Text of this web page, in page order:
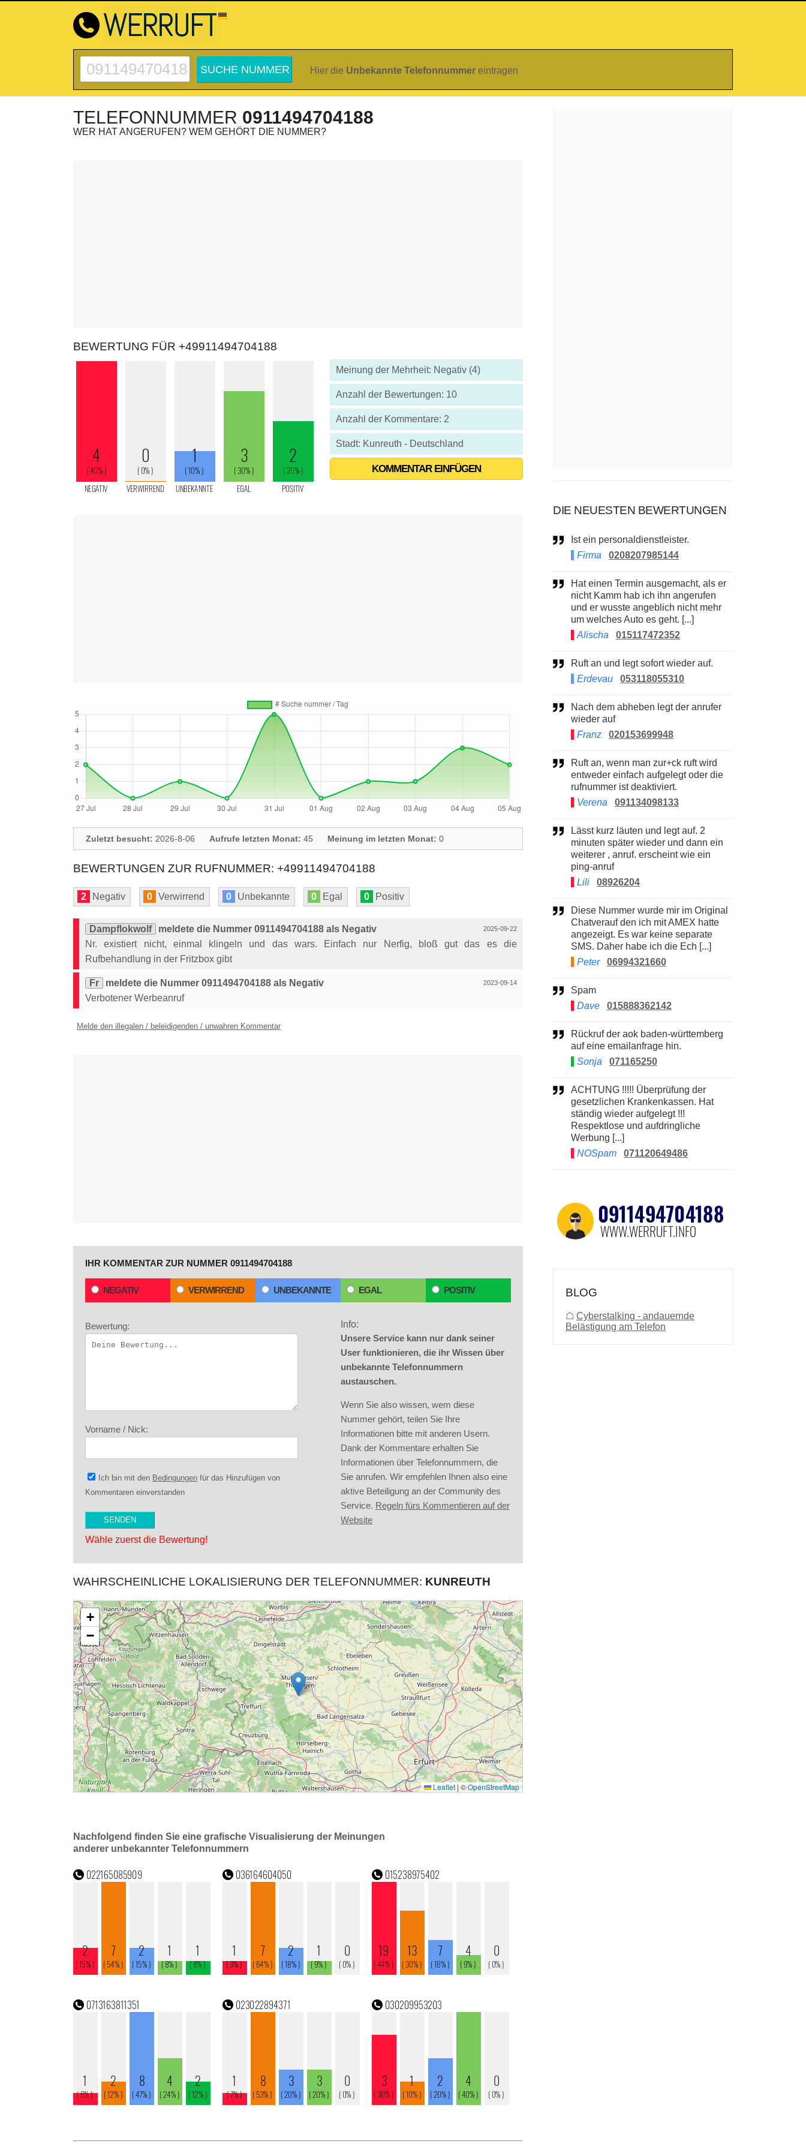
Hier die Unbekannte Telefonnummer eintragen
TELEFONNUMMER 0911494704188
WER HAT ANGERUFEN? WEM GEHÖRT DIE NUMMER?
BEWERTUNG FÜR +49911494704188
Meinung der Mehrheit: Negativ (4)
Anzahl der Bewertungen: 10
Anzahl der Kommentare: 2
Stadt: Kunreuth - Deutschland
KOMMENTAR EINFÜGEN
Zuletzt besucht: 2026-8-06 Aufrufe letzten Monat: 45 Meinung im letzten Monat: 0
BEWERTUNGEN ZUR RUFNUMMER: +49911494704188
2 Negativ 0 Verwirrend 0 Unbekannte 0 Egal 0 Positiv
2025-09-22
Dampflokwolf
meldete die Nummer 0911494704188 als Negativ
Nr. existiert nicht, einmal klingeln und das wars. Einfach nur Nerfig, bloß gut das es die
Rufbehandlung in der Fritzbox gibt
2023-09-14
Fr
meldete die Nummer 0911494704188 als Negativ
Verbotener Werbeanruf
Melde den illegalen / beleidigenden / unwahren Kommentar
IHR KOMMENTAR ZUR NUMMER 0911494704188
NEGATIV VERWIRREND UNBEKANNTE EGAL POSITIV
Bewertung:
Vorname / Nick:
Ich bin mit den Bedingungen für das Hinzufügen von
Kommentaren einverstanden
Wähle zuerst die Bewertung!
Info:
Unsere Service kann nur dank seiner
User funktionieren, die ihr Wissen über
unbekannte Telefonnummern
austauschen.
Wenn Sie also wissen, wem diese
Nummer gehört, teilen Sie Ihre
Informationen bitte mit anderen Usern.
Dank der Kommentare erhalten Sie
Informationen über Telefonnummern, die
Sie anrufen. Wir empfehlen Ihnen also eine
aktive Beteiligung an der Community des
Service. Regeln fürs Kommentieren auf der
Website
WAHRSCHEINLICHE LOKALISIERUNG DER TELEFONNUMMER: KUNREUTH
Nachfolgend finden Sie eine grafische Visualisierung der Meinungen
anderer unbekannter Telefonnummern
DIE NEUESTEN BEWERTUNGEN
Ist ein personaldienstleister.
Firma
0208207985144
Hat einen Termin ausgemacht, als er
nicht Kamm hab ich ihn angerufen
und er wusste angeblich nicht mehr
um welches Auto es geht. [...]
Alischa
015117472352
Ruft an und legt sofort wieder auf.
Erdevau
053118055310
Nach dem abheben legt der anrufer
wieder auf
Franz
020153699948
Ruft an, wenn man zur+ck ruft wird
entweder einfach aufgelegt oder die
rufnummer ist deaktiviert.
Verena
091134098133
Lässt kurz läuten und legt auf. 2
minuten später wieder und dann ein
weiterer , anruf. erscheint wie ein
ping-anruf
Lili
08926204
Diese Nummer wurde mir im Original
Chatverauf den ich mit AMEX hatte
angezeigt. Es war keine separate
SMS. Daher habe ich die Ech [...]
Peter
06994321660
Spam
Dave
015888362142
Rückruf der aok baden-württemberg
auf eine emailanfrage hin.
Sonja
071165250
ACHTUNG !!!!! Überprüfung der
gesetzlichen Krankenkassen. Hat
ständig wieder aufgelegt !!!
Respektlose und aufdringliche
Werbung [...]
NOSpam
071120649486
BLOG
☖ Cyberstalking - andauernde
Belästigung am Telefon